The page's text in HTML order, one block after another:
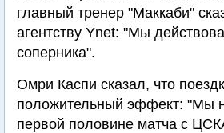
главный тренер "Маккаби"
агентству Ynet: "Мы
соперника".
Омри Каспи сказал, что
положительный эффект: "Мы
первой половине матча с